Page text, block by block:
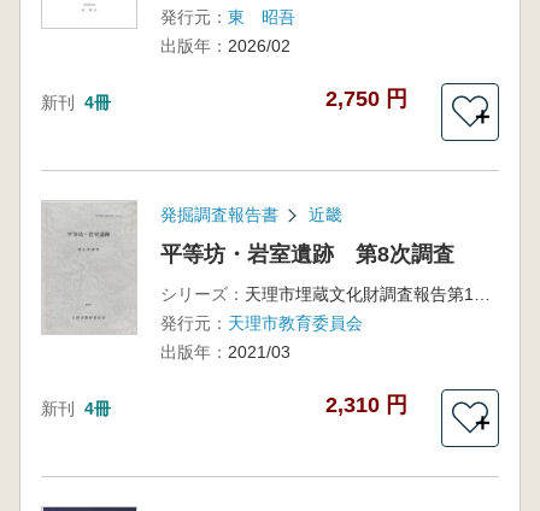
発行元： 東 昭吾
出版年： 2026/02
新刊 4冊 2,750 円
＋
発掘調査報告書 近畿
平等坊・岩室遺跡 第8次調査
シリーズ：
発行元： 天理市教育委員会
出版年： 2021/03
新刊 4冊 2,310 円
＋